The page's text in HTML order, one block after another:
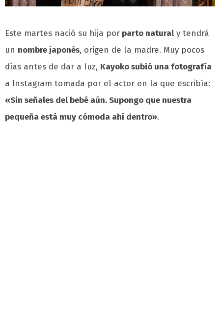
Este martes nació su hija por parto natural y tendrá
un nombre japonés, origen de la madre. Muy pocos
días antes de dar a luz, Kayoko subió una fotografía
a Instagram tomada por el actor en la que escribía:
«Sin señales del bebé aún. Supongo que nuestra
pequeña está muy cómoda ahí dentro».